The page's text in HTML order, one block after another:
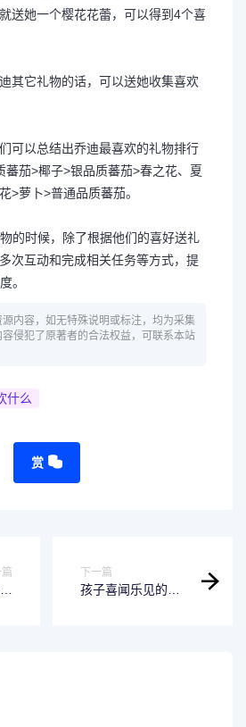
送她一个樱花花蕾，可以得到4个喜
其它礼物的话，可以送她收集喜欢
可以总结出乔迪最喜欢的礼物排行
蕃茄>椰子>银品质蕃茄>春之花、夏
>萝卜>普通品质蕃茄。
的时候，除了根据他们的喜好送礼
次互动和完成相关任务等方式，提
。
内容，如无特殊说明或标注，均为采集
侵犯了原著者的合法权益，可联系本站
什么
赏
下一篇
孩子喜闻乐见的谜